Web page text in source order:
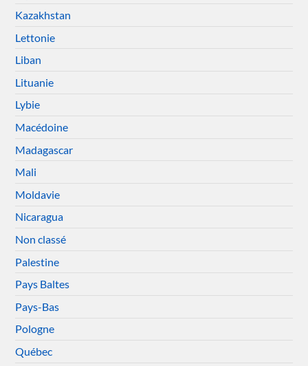
Kazakhstan
Lettonie
Liban
Lituanie
Lybie
Macédoine
Madagascar
Mali
Moldavie
Nicaragua
Non classé
Palestine
Pays Baltes
Pays-Bas
Pologne
Québec